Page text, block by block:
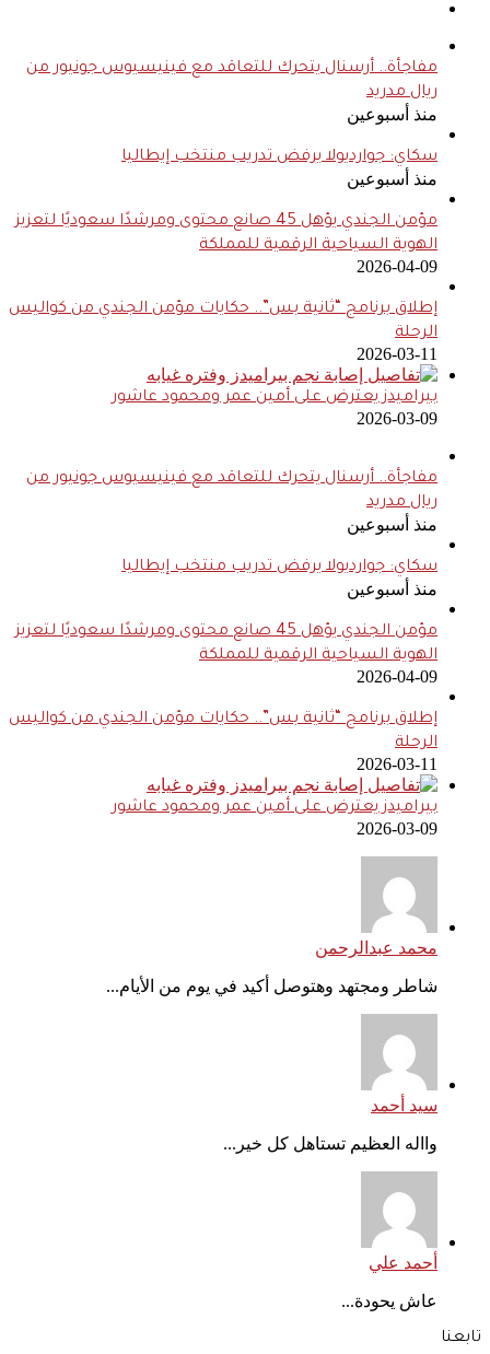
مفاجأة.. أرسنال يتحرك للتعاقد مع فينيسيوس جونيور من
ريال مدريد
منذ أسبوعين
سكاي: جوارديولا يرفض تدريب منتخب إيطاليا
منذ أسبوعين
مؤمن الجندي يؤهل 45 صانع محتوى ومرشدًا سعوديًا لتعزيز
الهوية السياحية الرقمية للمملكة
2026-04-09
إطلاق برنامج “ثانية بس”.. حكايات مؤمن الجندي من كواليس
الرحلة
2026-03-11
بيراميدز يعترض على أمين عمر ومحمود عاشور
2026-03-09
مفاجأة.. أرسنال يتحرك للتعاقد مع فينيسيوس جونيور من
ريال مدريد
منذ أسبوعين
سكاي: جوارديولا يرفض تدريب منتخب إيطاليا
منذ أسبوعين
مؤمن الجندي يؤهل 45 صانع محتوى ومرشدًا سعوديًا لتعزيز
الهوية السياحية الرقمية للمملكة
2026-04-09
إطلاق برنامج “ثانية بس”.. حكايات مؤمن الجندي من كواليس
الرحلة
2026-03-11
بيراميدز يعترض على أمين عمر ومحمود عاشور
2026-03-09
محمد عبدالرحمن
شاطر ومجتهد وهتوصل أكيد في يوم من الأيام...
سيد أحمد
وااله العظيم تستاهل كل خير...
أحمد علي
عاش يحودة...
تابعنا